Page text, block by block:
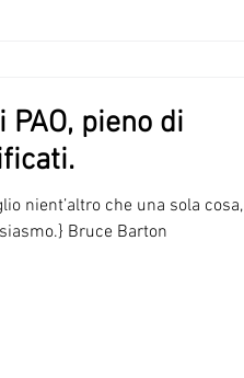
PAO, pieno di
nient’altro che una sola cosa,
Bruce Barton